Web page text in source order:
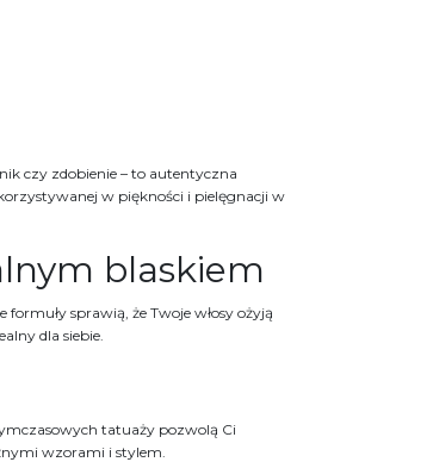
czy zdobienie – to autentyczna
w piękności i pielęgnacji w
blaskiem
sprawią, że Twoje włosy ożyją
dla siebie.
tatuaży pozwolą Ci
wzorami i stylem.